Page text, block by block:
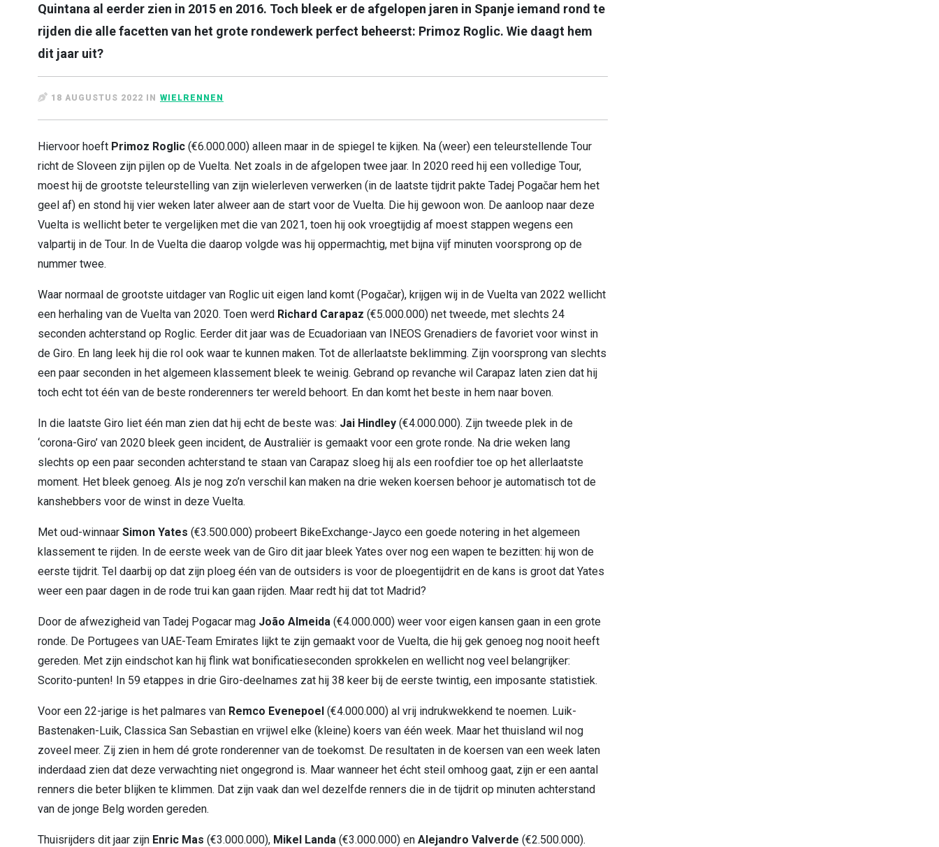
Quintana al eerder zien in 2015 en 2016. Toch bleek er de afgelopen jaren in Spanje iemand rond te
rijden die alle facetten van het grote rondewerk perfect beheerst: Primoz Roglic. Wie daagt hem
dit jaar uit?
18 AUGUSTUS 2022 IN WIELRENNEN
Hiervoor hoeft Primoz Roglic (€6.000.000) alleen maar in de spiegel te kijken. Na (weer) een teleurstellende Tour
richt de Sloveen zijn pijlen op de Vuelta. Net zoals in de afgelopen twee jaar. In 2020 reed hij een volledige Tour,
moest hij de grootste teleurstelling van zijn wielerleven verwerken (in de laatste tijdrit pakte Tadej Pogačar hem het
geel af) en stond hij vier weken later alweer aan de start voor de Vuelta. Die hij gewoon won. De aanloop naar deze
Vuelta is wellicht beter te vergelijken met die van 2021, toen hij ook vroegtijdig af moest stappen wegens een
valpartij in de Tour. In de Vuelta die daarop volgde was hij oppermachtig, met bijna vijf minuten voorsprong op de
nummer twee.
Waar normaal de grootste uitdager van Roglic uit eigen land komt (Pogačar), krijgen wij in de Vuelta van 2022 wellicht
een herhaling van de Vuelta van 2020. Toen werd Richard Carapaz (€5.000.000) net tweede, met slechts 24
seconden achterstand op Roglic. Eerder dit jaar was de Ecuadoriaan van INEOS Grenadiers de favoriet voor winst in
de Giro. En lang leek hij die rol ook waar te kunnen maken. Tot de allerlaatste beklimming. Zijn voorsprong van slechts
een paar seconden in het algemeen klassement bleek te weinig. Gebrand op revanche wil Carapaz laten zien dat hij
toch echt tot één van de beste ronderenners ter wereld behoort. En dan komt het beste in hem naar boven.
In die laatste Giro liet één man zien dat hij echt de beste was: Jai Hindley (€4.000.000). Zijn tweede plek in de
‘corona-Giro’ van 2020 bleek geen incident, de Australiër is gemaakt voor een grote ronde. Na drie weken lang
slechts op een paar seconden achterstand te staan van Carapaz sloeg hij als een roofdier toe op het allerlaatste
moment. Het bleek genoeg. Als je nog zo’n verschil kan maken na drie weken koersen behoor je automatisch tot de
kanshebbers voor de winst in deze Vuelta.
Met oud-winnaar Simon Yates (€3.500.000) probeert BikeExchange-Jayco een goede notering in het algemeen
klassement te rijden. In de eerste week van de Giro dit jaar bleek Yates over nog een wapen te bezitten: hij won de
eerste tijdrit. Tel daarbij op dat zijn ploeg één van de outsiders is voor de ploegentijdrit en de kans is groot dat Yates
weer een paar dagen in de rode trui kan gaan rijden. Maar redt hij dat tot Madrid?
Door de afwezigheid van Tadej Pogacar mag João Almeida (€4.000.000) weer voor eigen kansen gaan in een grote
ronde. De Portugees van UAE-Team Emirates lijkt te zijn gemaakt voor de Vuelta, die hij gek genoeg nog nooit heeft
gereden. Met zijn eindschot kan hij flink wat bonificatieseconden sprokkelen en wellicht nog veel belangrijker:
Scorito-punten! In 59 etappes in drie Giro-deelnames zat hij 38 keer bij de eerste twintig, een imposante statistiek.
Voor een 22-jarige is het palmares van Remco Evenepoel (€4.000.000) al vrij indrukwekkend te noemen. Luik-
Bastenaken-Luik, Classica San Sebastian en vrijwel elke (kleine) koers van één week. Maar het thuisland wil nog
zoveel meer. Zij zien in hem dé grote ronderenner van de toekomst. De resultaten in de koersen van een week laten
inderdaad zien dat deze verwachting niet ongegrond is. Maar wanneer het écht steil omhoog gaat, zijn er een aantal
renners die beter blijken te klimmen. Dat zijn vaak dan wel dezelfde renners die in de tijdrit op minuten achterstand
van de jonge Belg worden gereden.
Thuisrijders dit jaar zijn Enric Mas (€3.000.000), Mikel Landa (€3.000.000) en Alejandro Valverde (€2.500.000).